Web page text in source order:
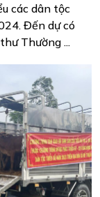
các dân tộc
Đến dự có
Thường ...